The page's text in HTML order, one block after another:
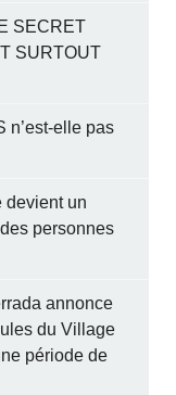
SECRET
SURTOUT
n’est-elle pas
devient un
personnes
annonce
du Village
période de